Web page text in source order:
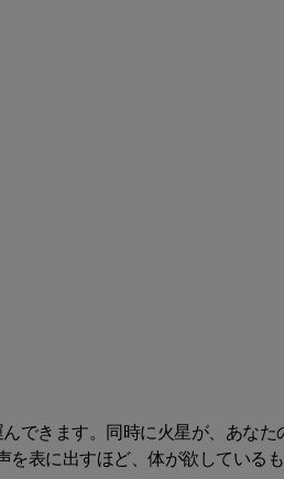
できます。同時に火星が、あなた
表に出すほど、体が欲している